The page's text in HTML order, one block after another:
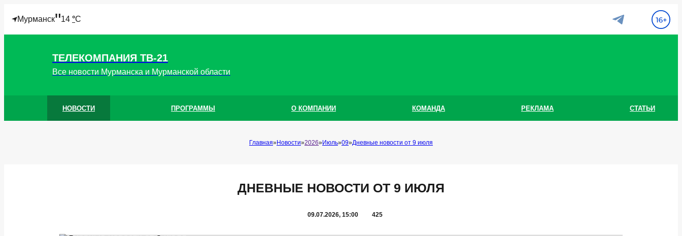
Мурманск"14 °C
ТЕЛЕКОМПАНИЯ ТВ-21
Все новости Мурманска и Мурманской области
НОВОСТИ ПРОГРАММЫ О КОМПАНИИ КОМАНДА РЕКЛАМА СТАТЬИ
Главная Новости 2026 Июль 09 Дневные новости от 9 июля
ДНЕВНЫЕ НОВОСТИ ОТ 9 ИЮЛЯ
09.07.2026, 15:00 425